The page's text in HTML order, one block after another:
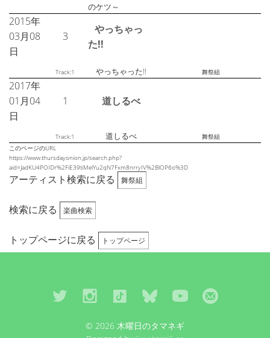
のケツ～
2015年
03月08
日
3
やっちゃっ
た!!
Track:1 やっちゃった!! 舞祭組
2017年
01月04
日
1 道しるべ
Track:1 道しるべ
舞祭組
このページのURL
https://www.thursdayonion.jp/search.php?
aid=JadKU4POIDr%2FiE39tiMelYu2qN7Fxm8nrryIV%2BlOP6o%3D
アーティスト検索に戻る 舞祭組
検索に戻る 楽曲検索
トップページに戻る トップページ
© 2026 木曜日のタマネギ